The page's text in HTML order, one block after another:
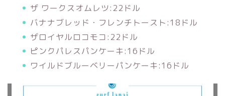
ザ ワークスオムレツ:22ドル
バナナブレッド・フレンチトースト:18ドル
ザロイヤルロコモコ:22ドル
ピンクパレスパンケーキ:16ドル
ワイルドブルーベリーパンケーキ:16ドル